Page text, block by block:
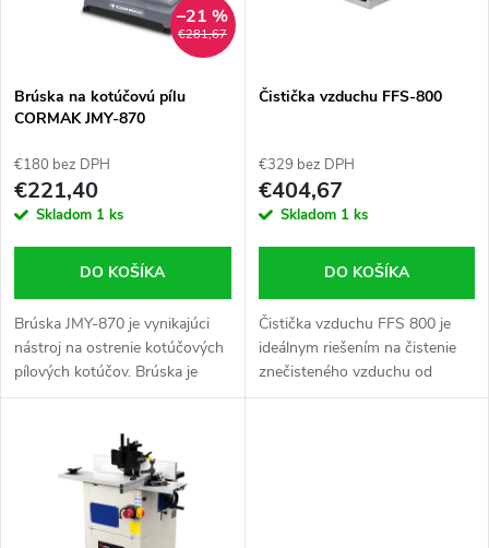
e
p
r
d
u
s
p
r
o
d
u
k
€281,67
–21 %
Brúska na kotúčovú pílu
CORMAK JMY-870
€180 bez DPH
€221,40
Skladom 1 ks
DO KOŠÍKA
Brúska JMY-870 je vynikajúci
nástroj na ostrenie kotúčových
pílových kotúčov. Brúska je
vybavená odolným
kotúčom. To zaisťuje presné a
efektívne ostrenie....
Čistička vzduchu FFS-800
€329 bez DPH
€404,67
Skladom 1 ks
DO KOŠÍKA
Čistička vzduchu FFS 800 je
ideálnym riešením na čistenie
znečisteného vzduchu od
častíc väčších ako 1 mikrón. Je